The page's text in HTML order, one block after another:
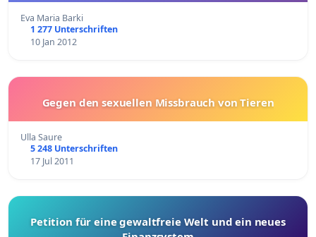
Eva Maria Barki
1 277 Unterschriften
10 Jan 2012
Gegen den sexuellen Missbrauch von Tieren
Ulla Saure
5 248 Unterschriften
17 Jul 2011
Petition für eine gewaltfreie Welt und ein neues